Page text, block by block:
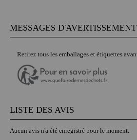
MESSAGES D'AVERTISSEMENT
Retirez tous les emballages et étiquettes
LISTE DES AVIS
Aucun avis n'a été enregistré pour le moment.